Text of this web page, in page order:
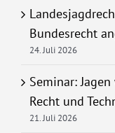
Bundesrecht
24. Juli 2026
Seminar:
Recht und
21. Juli 2026